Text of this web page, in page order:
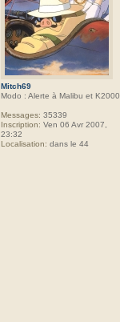
Mitch69
Modo : Alerte à Malibu et K2000
Messages: 35339
Inscription: Ven 06 Avr 2007,
23:32
Localisation: dans le 44